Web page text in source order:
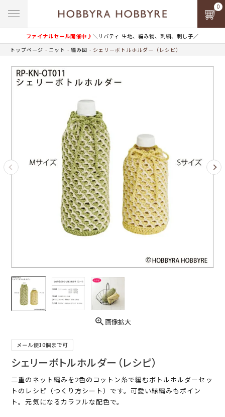
ファイナルセール開催中♪＼リバティ 生地、編み物、刺繍、刺し子／
0
トップページ ニット 編み図 シェリーボトルホルダー（レシピ）
画像拡大
メール便10個まで可
シェリーボトルホルダー（レシピ）
二重のネット編みを2色のコットン糸で編むボトルホルダーセッ
トのレシピ（つくり方シート）です。可愛い縁編みもポイン
ト。元気になるカラフルな配色で。